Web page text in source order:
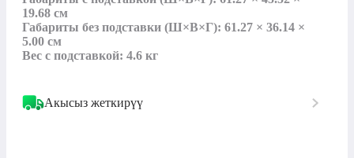
19.68 см
Габариты без подставки (Ш×В×Г): 61.27 × 36.14 ×
5.00 см
Вес с подставкой: 4.6 кг
Акысыз жеткирүү